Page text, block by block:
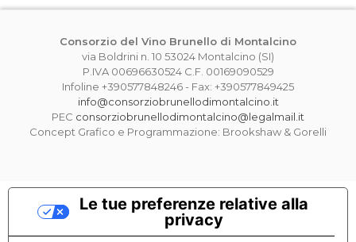
Consorzio del Vino Brunello di Montalcino
via Boldrini n. 10 53024 Montalcino (SI)
P.IVA 00696630524 C.F. 00169090529
Infoline +390577848246 - Fax: +390577849425
info@consorziobrunellodimontalcino.it
PEC consorziobrunellodimontalcino@legalmail.it
Concept Grafico e Programmazione: Brookshaw & Gorelli
Le tue preferenze relative alla
privacy